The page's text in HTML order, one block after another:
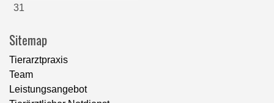
31
Sitemap
Tierarztpraxis
Team
Leistungsangebot